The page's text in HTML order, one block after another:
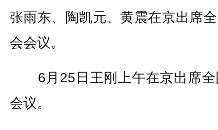
张雨东、陶凯元、黄震在京出席
会会议。
6月25日王刚上午在京出席全
会议。